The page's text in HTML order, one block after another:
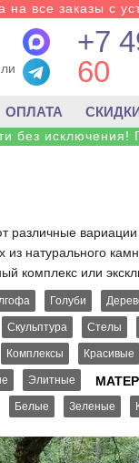
все заказы с
+7
60
ОПЛАТА
без исключения!
натурального
комплекс или
Голуби
Скульптура Стелы
Комплексы Красивые
Элитные
Белые Зеленые